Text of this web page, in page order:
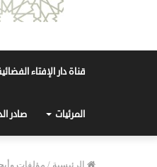
قناة دار الإفتاء
المرئيات صادر
الرئيسية / مؤلفات